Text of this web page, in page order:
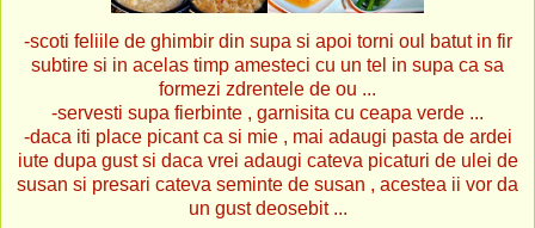
-scoti feliile de ghimbir din supa si apoi torni oul batut in fir
subtire si in acelas timp amesteci cu un tel in supa ca sa
formezi zdrentele de ou ...
-servesti supa fierbinte , garnisita cu ceapa verde ...
-daca iti place picant ca si mie , mai adaugi pasta de ardei
iute dupa gust si daca vrei adaugi cateva picaturi de ulei de
susan si presari cateva seminte de susan , acestea ii vor da
un gust deosebit ...